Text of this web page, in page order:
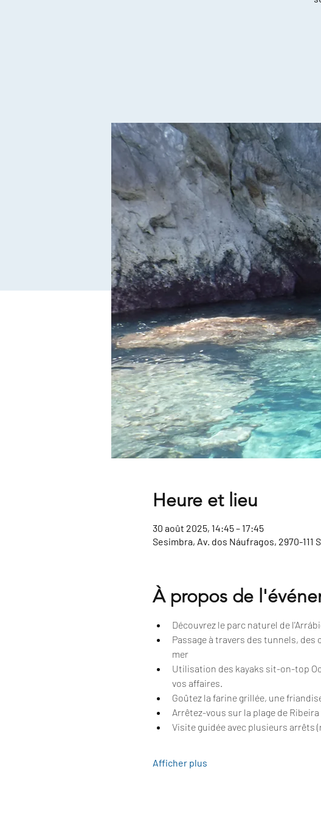
Heure et lieu
30 août 2025, 14:45 – 17:45
Sesimbra, Av. dos Náufragos, 2970-111
À propos de
Découvrez le parc naturel de
Passage à travers des tunnels,
mer
Utilisation des kayaks sit-on-top
vos affaires.
Goûtez la farine grillée, une
Arrêtez-vous sur la plage de
Visite guidée avec plusieurs arrêts
Afficher plus